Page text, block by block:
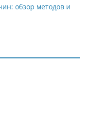
обзор методов и